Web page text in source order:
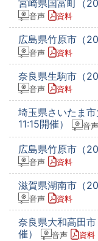
宮崎県国富町（
音声 資料
広島県竹原市（
音声 資料
奈良県生駒市（
音声 資料
埼玉県さいたま
11:15開催）
音声
広島県竹原市（
音声 資料
滋賀県湖南市（
音声 資料
奈良県大和高田
催）
音声 資料